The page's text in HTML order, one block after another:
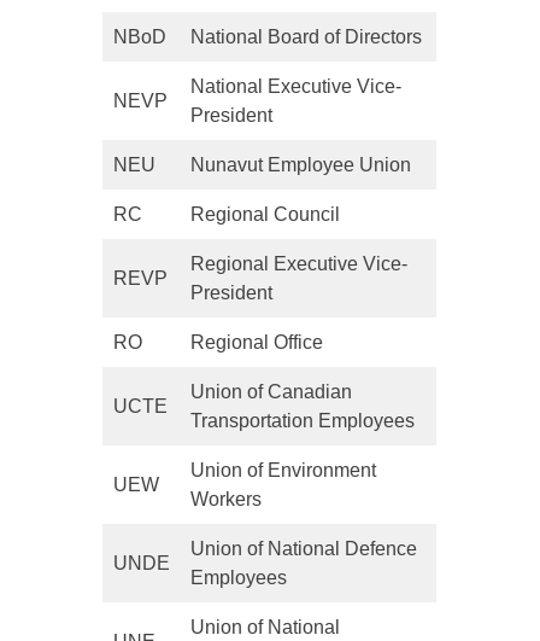
NBoD National Board of Directors
NEVP
National Executive Vice-
President
NEU Nunavut Employee Union
RC Regional Council
REVP
Regional Executive Vice-
President
RO Regional Office
UCTE
Union of Canadian
Transportation Employees
UEW
Union of Environment
Workers
UNDE
Union of National Defence
Employees
Union of National